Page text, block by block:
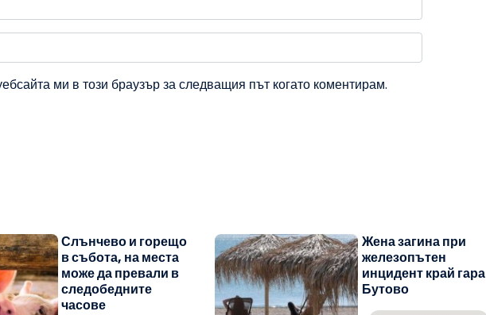
ми в този браузър за следващия път когато коментирам.
Слънчево и горещо
в събота, на места
може да превали в
следобедните
часове
Жена загина при
железопътен
инцидент край гара
Бутово